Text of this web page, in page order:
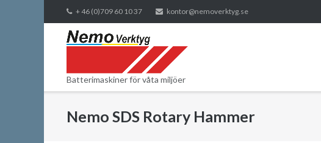
to
content
+ 46 (0)709 60 10 37 kontor@nemoverktyg.se
Batterimaskiner för våta miljöer
Nemo SDS Rotary Hammer